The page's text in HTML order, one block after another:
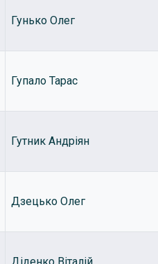
Гунько Олег
Гупало Тарас
Гутник Андріян
Дзецько Олег